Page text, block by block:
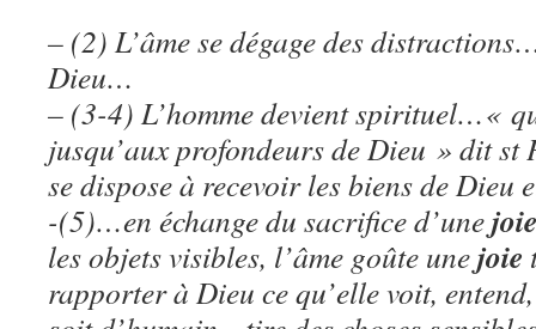
– (2) L’âme se dégage des
Dieu…
– (3-4) L’homme devient spirituel…«
jusqu’aux profondeurs de Dieu » dit st
se dispose à recevoir les biens de Dieu
-(5)…en échange du sacrifice d’unejoie
les objets visibles, l’âme goûte unejoie
rapporter à Dieu ce qu’elle voit,